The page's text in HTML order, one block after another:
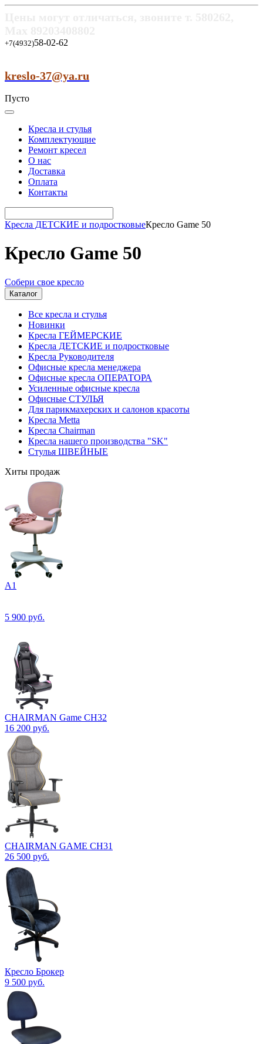
+7(4932)58-02-62
kreslo-37@ya.ru
Пусто
Кресла и стулья
Комплектующие
Ремонт кресел
О нас
Доставка
Оплата
Контакты
Кресла ДЕТСКИЕ и подростковыеКресло Game 50
Кресло Game 50
Собери свое кресло
Каталог
Все кресла и стулья
Новинки
Кресла ГЕЙМЕРСКИЕ
Кресла ДЕТСКИЕ и подростковые
Кресла Руководителя
Офисные кресла менеджера
Офисные кресла ОПЕРАТОРА
Усиленные офисные кресла
Офисные СТУЛЬЯ
Для парикмахерских и салонов красоты
Кресла Metta
Кресла Chairman
Кресла нашего производства "SK"
Стулья ШВЕЙНЫЕ
Хиты продаж
А1
5 900 руб.
CHAIRMAN Game CH32
16 200 руб.
CHAIRMAN GAME CH31
26 500 руб.
Кресло Брокер
9 500 руб.